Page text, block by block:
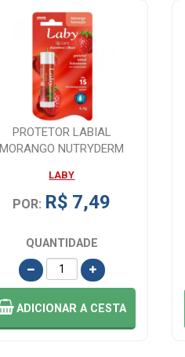
PROTETOR LABIAL
MORANGO NUTRYDERM
LABY
POR: R$ 7,49
QUANTIDADE
ADICIONARA CESTA